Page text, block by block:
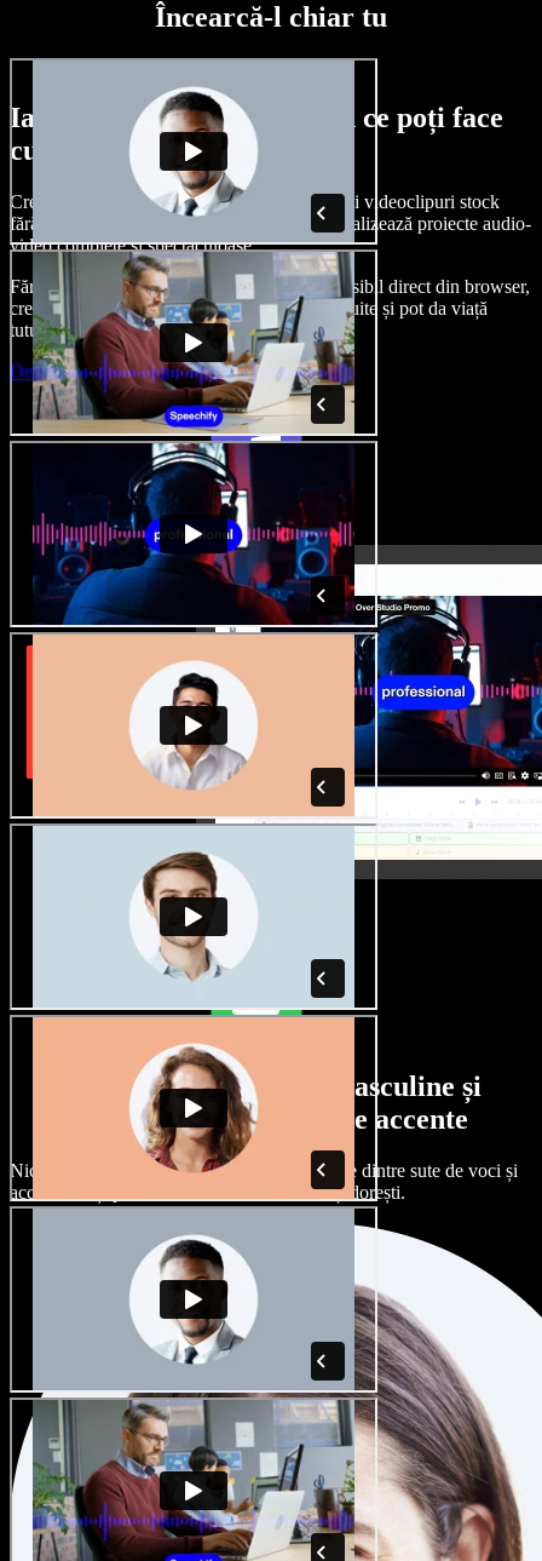
Încearcă-l chiar tu
Iată doar o mică mostră din ce poți face
cu Speechify Studio.
Creează voci din off, adaugă imagini, audio și videoclipuri stock
fără drepturi de autor, clonează-ți vocea și finalizează proiecte audio-
video complete și spectaculoase.
Fără curba clasică de învățare și cu totul accesibil direct din browser,
creatorii de conținut pot depăși limitele obișnuite și pot da viață
tuturor ideilor lor creative.
Deschide Studio
Selecție largă de voci masculine și
feminine, cu tot felul de accente
Niciun proiect nu trebuie să sune la fel. Alege dintre sute de voci și
accente AI și personalizează-le exact cum îți dorești.